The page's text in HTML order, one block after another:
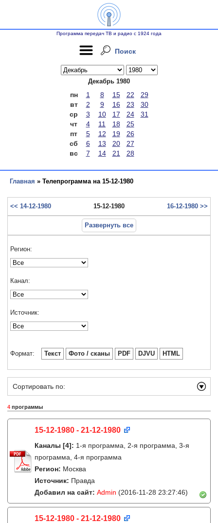
Программа передач ТВ и радио с 1924 года
Поиск
Декабрь 1980
пн 1 8 15 22
29
вт
2 9 16 23
30
ср
3 10 17 24
31
чт
4 11 18
25
пт
5 12 19
26
сб
6 13 20
27
вс
7 14 21 28
Главная » Телепрограмма на 15-12-1980
<< 14-12-1980 15-12-1980 16-12-1980 >>
Развернуть все
Регион:
Канал:
Источник:
Формат: Текст Фото / сканы PDF DJVU HTML
Сортировать по:
4 программы
15-12-1980 - 21-12-1980
Каналы [4]: 1-я программа, 2-я программа, 3-я
программа, 4-я программа
Регион: Москва
Источник: Правда
Добавил на сайт: Admin (2016-11-28 23:27:46)
15-12-1980 - 21-12-1980